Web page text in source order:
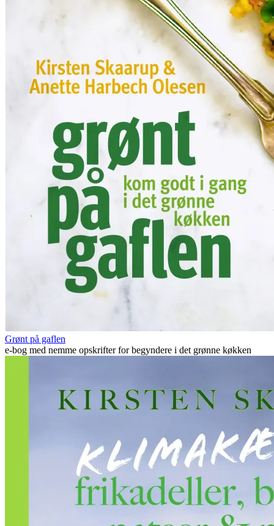
Grønt på gaflen
e-bog med nemme opskrifter for begyndere i det grønne køkken